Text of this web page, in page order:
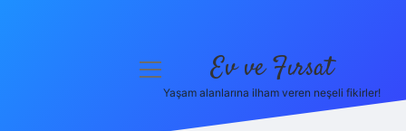
menüyü
Ev ve Fırsat
Yaşam alanlarına ilham veren neşeli fikirler!